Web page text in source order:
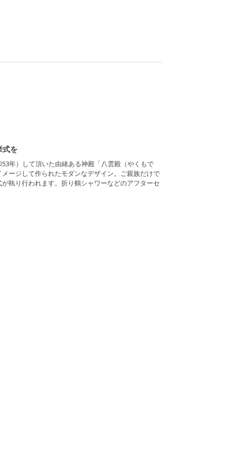
式を
年）して頂いた由緒ある神殿「八雲殿（やくもで
ージして作られたモダンなデザイン。ご親族だけで
執り行われます。折り鶴シャワーなどのアフターセ